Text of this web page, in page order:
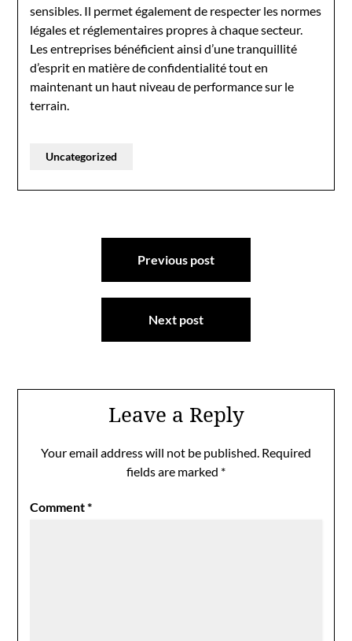
sensibles. Il permet également de respecter les normes
légales et réglementaires propres à chaque secteur.
Les entreprises bénéficient ainsi d’une tranquillité
d’esprit en matière de confidentialité tout en
maintenant un haut niveau de performance sur le
terrain.
Uncategorized
Previous post
Next post
Leave a Reply
Your email address will not be published. Required
fields are marked *
Comment*